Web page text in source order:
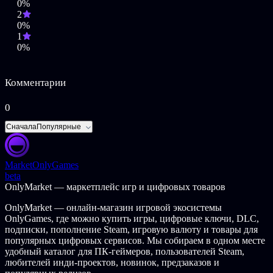
было. Бывший глава уничтоженного клана получил все
необходимые сведения и отправился в путь. Он выполнил
миссию: первый из механоидов пятого поколения снова
появился на Полигоне.
современными ПК.
противником интеллекту игрока.
Возможность создания и управления собственным
Возможность захвата баз и прочих строений вплоть до
Расширенные возможности по взаимодействию с
Масштабный игровой мир, состоящий как из наземных,
так и подземных локаций.
Мощная система апгрейдов оборудования, позволяющая
улучшать практически все элементы глайдера.
Развитая торговая система.
Интересные задания, дополненные бесконечным
0%
2
0%
1
0%
Комментарии
0
СначалаПопулярные
MarketOnlyGames
beta
OnlyMarket — маркетплейс игр и цифровых товаров
OnlyMarket — онлайн-магазин игровой экосистемы
OnlyGames, где можно купить игры, цифровые ключи, DLC,
подписки, пополнение Steam, игровую валюту и товары для
популярных цифровых сервисов. Мы собираем в одном месте
удобный каталог для ПК-геймеров, пользователей Steam,
любителей инди-проектов, новинок, предзаказов и